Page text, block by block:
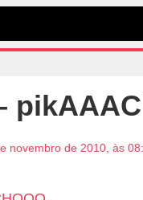
novembro de 2010, às